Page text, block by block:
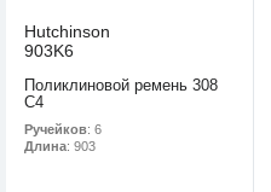
Hutchinson
903K6
Поликлиновой ремень 308
С4
Ручейков: 6
Длина: 903